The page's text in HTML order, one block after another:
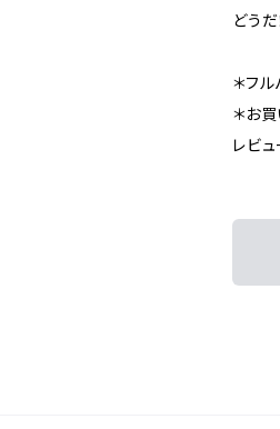
どう
＊フ
＊お
レビ